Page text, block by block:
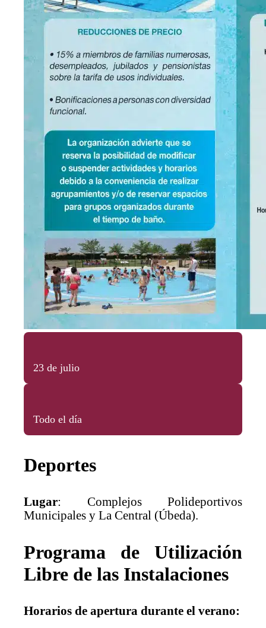
23 de julio
Todo el día
Deportes
Lugar: Complejos Polideportivos
Municipales y La Central (Úbeda).
Programa de Utilización
Libre de las Instalaciones
Horarios de apertura durante el verano: